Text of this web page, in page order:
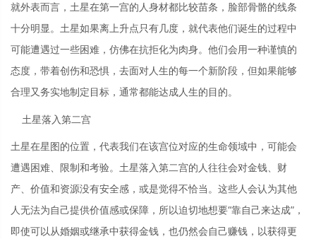
就外表而言，土星在第一宫的人身材都比较苗条，脸部骨骼的线条
十分明显。土星如果离上升点只有几度，就代表他们诞生的过程中
可能遭遇过一些困难，仿佛在抗拒化为肉身。他们会用一种谨慎的
态度，带着创伤和恐惧，去面对人生的每一个新阶段，但如果能够
合理又务实地制定目标，通常都能达成人生的目的。
土星落入第二宫
土星在星图的位置，代表我们在该宫位对应的生命领域中，可能会
遭遇困难、限制和考验。土星落入第二宫的人往往会对金钱、财
产、价值和资源没有安全感，或是觉得不恰当。这些人会认为其他
人无法为自己提供价值感或保障，所以迫切地想要“靠自己来达成”，
即使可以从婚姻或继承中获得金钱，也仍然会自己赚钱，以获得更